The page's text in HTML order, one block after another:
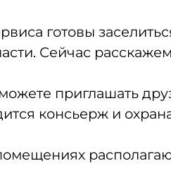
готовы
Сейчас
приглашать
консьерж и